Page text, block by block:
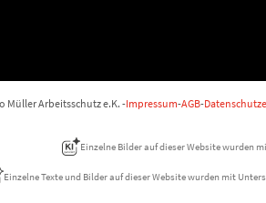
Müller Arbeitsschutz e.K. -Impressum-AGB-
Einzelne Bilder auf dieser Website wurden
Einzelne Texte und Bilder auf dieser Website wurden mit